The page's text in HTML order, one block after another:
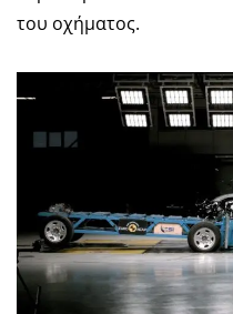
του οχήματος.